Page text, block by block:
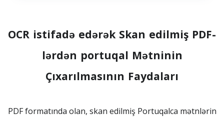
OCR istifadə edərək Skan edilmiş PDF-
lərdən portuqal Mətninin
Çıxarılmasının Faydaları
PDF formatında olan, skan edilmiş Portuqalca mətnlərin